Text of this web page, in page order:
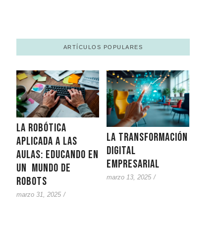
ARTÍCULOS POPULARES
La Robótica
Aplicada a las
Aulas: Educando en
un mundo de
Robots
marzo 31, 2025 /
La Transformación
Digital
Empresarial
marzo 13, 2025 /